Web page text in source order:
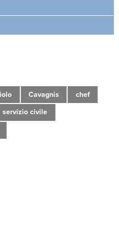
Cavagnis chef
servizio civile